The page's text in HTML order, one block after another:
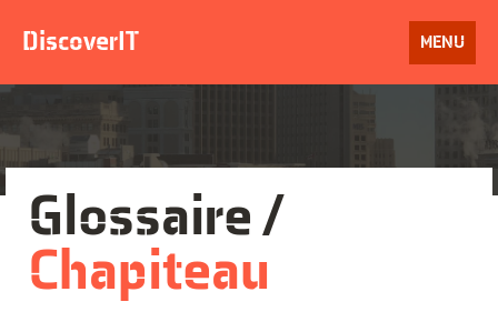
contenu
DiscoverIT
OUVRIR
LE
MENU
Glossaire /
Chapiteau